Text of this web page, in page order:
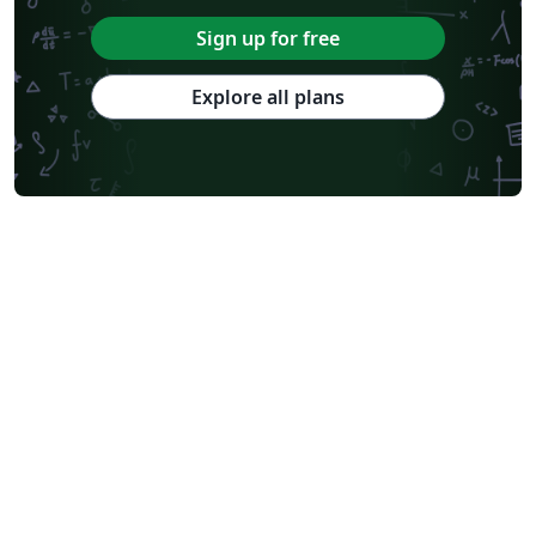
Sign up for free
Explore all plans